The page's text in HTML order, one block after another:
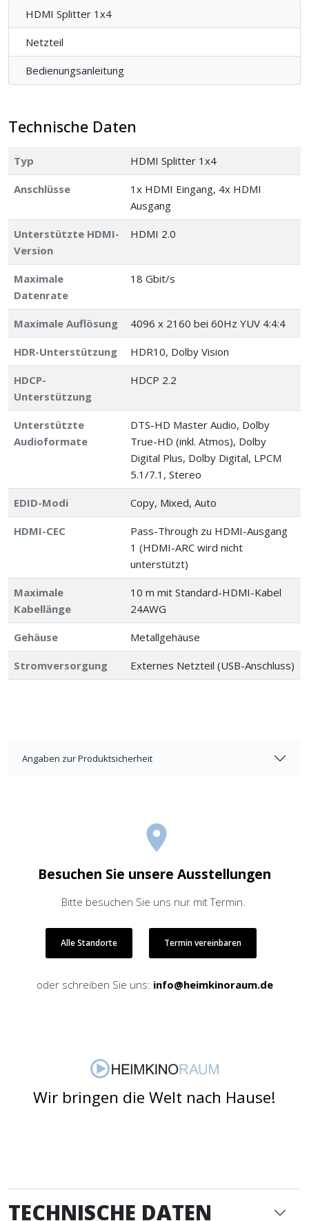
HDMI Splitter 1x4
Netzteil
Bedienungsanleitung
Technische Daten
Typ HDMI Splitter 1x4
Anschlüsse
1x HDMI Eingang, 4x HDMI
Ausgang
Unterstützte HDMI-
Version
HDMI 2.0
Maximale
Datenrate
18 Gbit/s
Maximale Auflösung 4096 x 2160 bei 60Hz YUV 4:4:4
HDR-Unterstützung HDR10, Dolby Vision
HDCP-
Unterstützung
HDCP 2.2
Unterstützte
Audioformate
DTS-HD Master Audio, Dolby
True-HD (inkl. Atmos), Dolby
Digital Plus, Dolby Digital, LPCM
5.1/7.1, Stereo
EDID-Modi Copy, Mixed, Auto
HDMI-CEC
Pass-Through zu HDMI-Ausgang
1 (HDMI-ARC wird nicht
unterstützt)
Maximale
Kabellänge
10 m mit Standard-HDMI-Kabel
24AWG
Gehäuse Metallgehäuse
Stromversorgung Externes Netzteil (USB-Anschluss)
Angaben zur Produktsicherheit
Besuchen Sie unsere Ausstellungen
Bitte besuchen Sie uns nur mit Termin.
Alle Standorte Termin vereinbaren
oder schreiben Sie uns: info@heimkinoraum.de
Wir bringen die Welt nach Hause!
TECHNISCHE DATEN